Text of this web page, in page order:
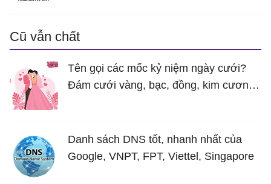
Cũ vẫn chất
Tên gọi các mốc kỷ niệm ngày cưới?
Đám cưới vàng, bạc, đồng, kim cương
Danh sách DNS tốt, nhanh nhất của
Google, VNPT, FPT, Viettel, Singapore